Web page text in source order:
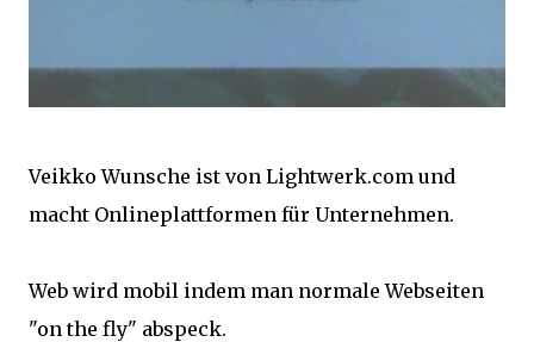
Veikko Wunsche ist von Lightwerk.com und
macht Onlineplattformen für Unternehmen.
Web wird mobil indem man normale Webseiten
"on the fly" abspeck.